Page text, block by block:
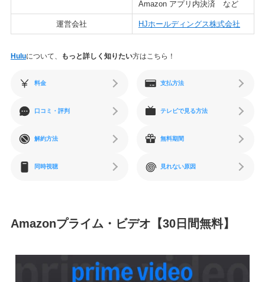
Amazon アプリ内決済 など
運営会社 HJホールディングス株式会社
Huluについて、 もっと詳しく知りたい方はこちら！
料金 支払方法
口コミ・評判 テレビで見る方法
解約方法 無料期間
同時視聴 見れない原因
Amazonプライム・ビデオ【30日間無料】